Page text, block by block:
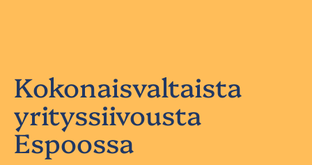
Kokonaisvaltaista
yrityssiivousta
Espoossa